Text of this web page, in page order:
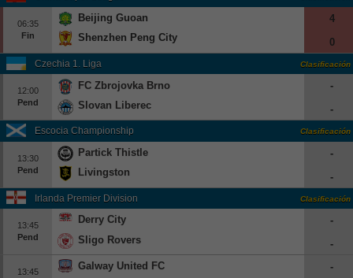
06:35
Fin
Beijing Guoan
Shenzhen Peng City
4
0
Czechia 1. Liga Clasificación
12:00
Pend
FC Zbrojovka Brno
Slovan Liberec
-
-
Escocia Championship Clasificación
13:30
Pend
Partick Thistle
Livingston
-
-
Irlanda Premier Division Clasificación
13:45
Pend
Derry City
Sligo Rovers
-
-
13:45
Galway United FC
-